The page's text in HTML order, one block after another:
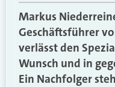
Markus
Geschäftsführer
verlässt den
Wunsch und in
Ein Nachfolger